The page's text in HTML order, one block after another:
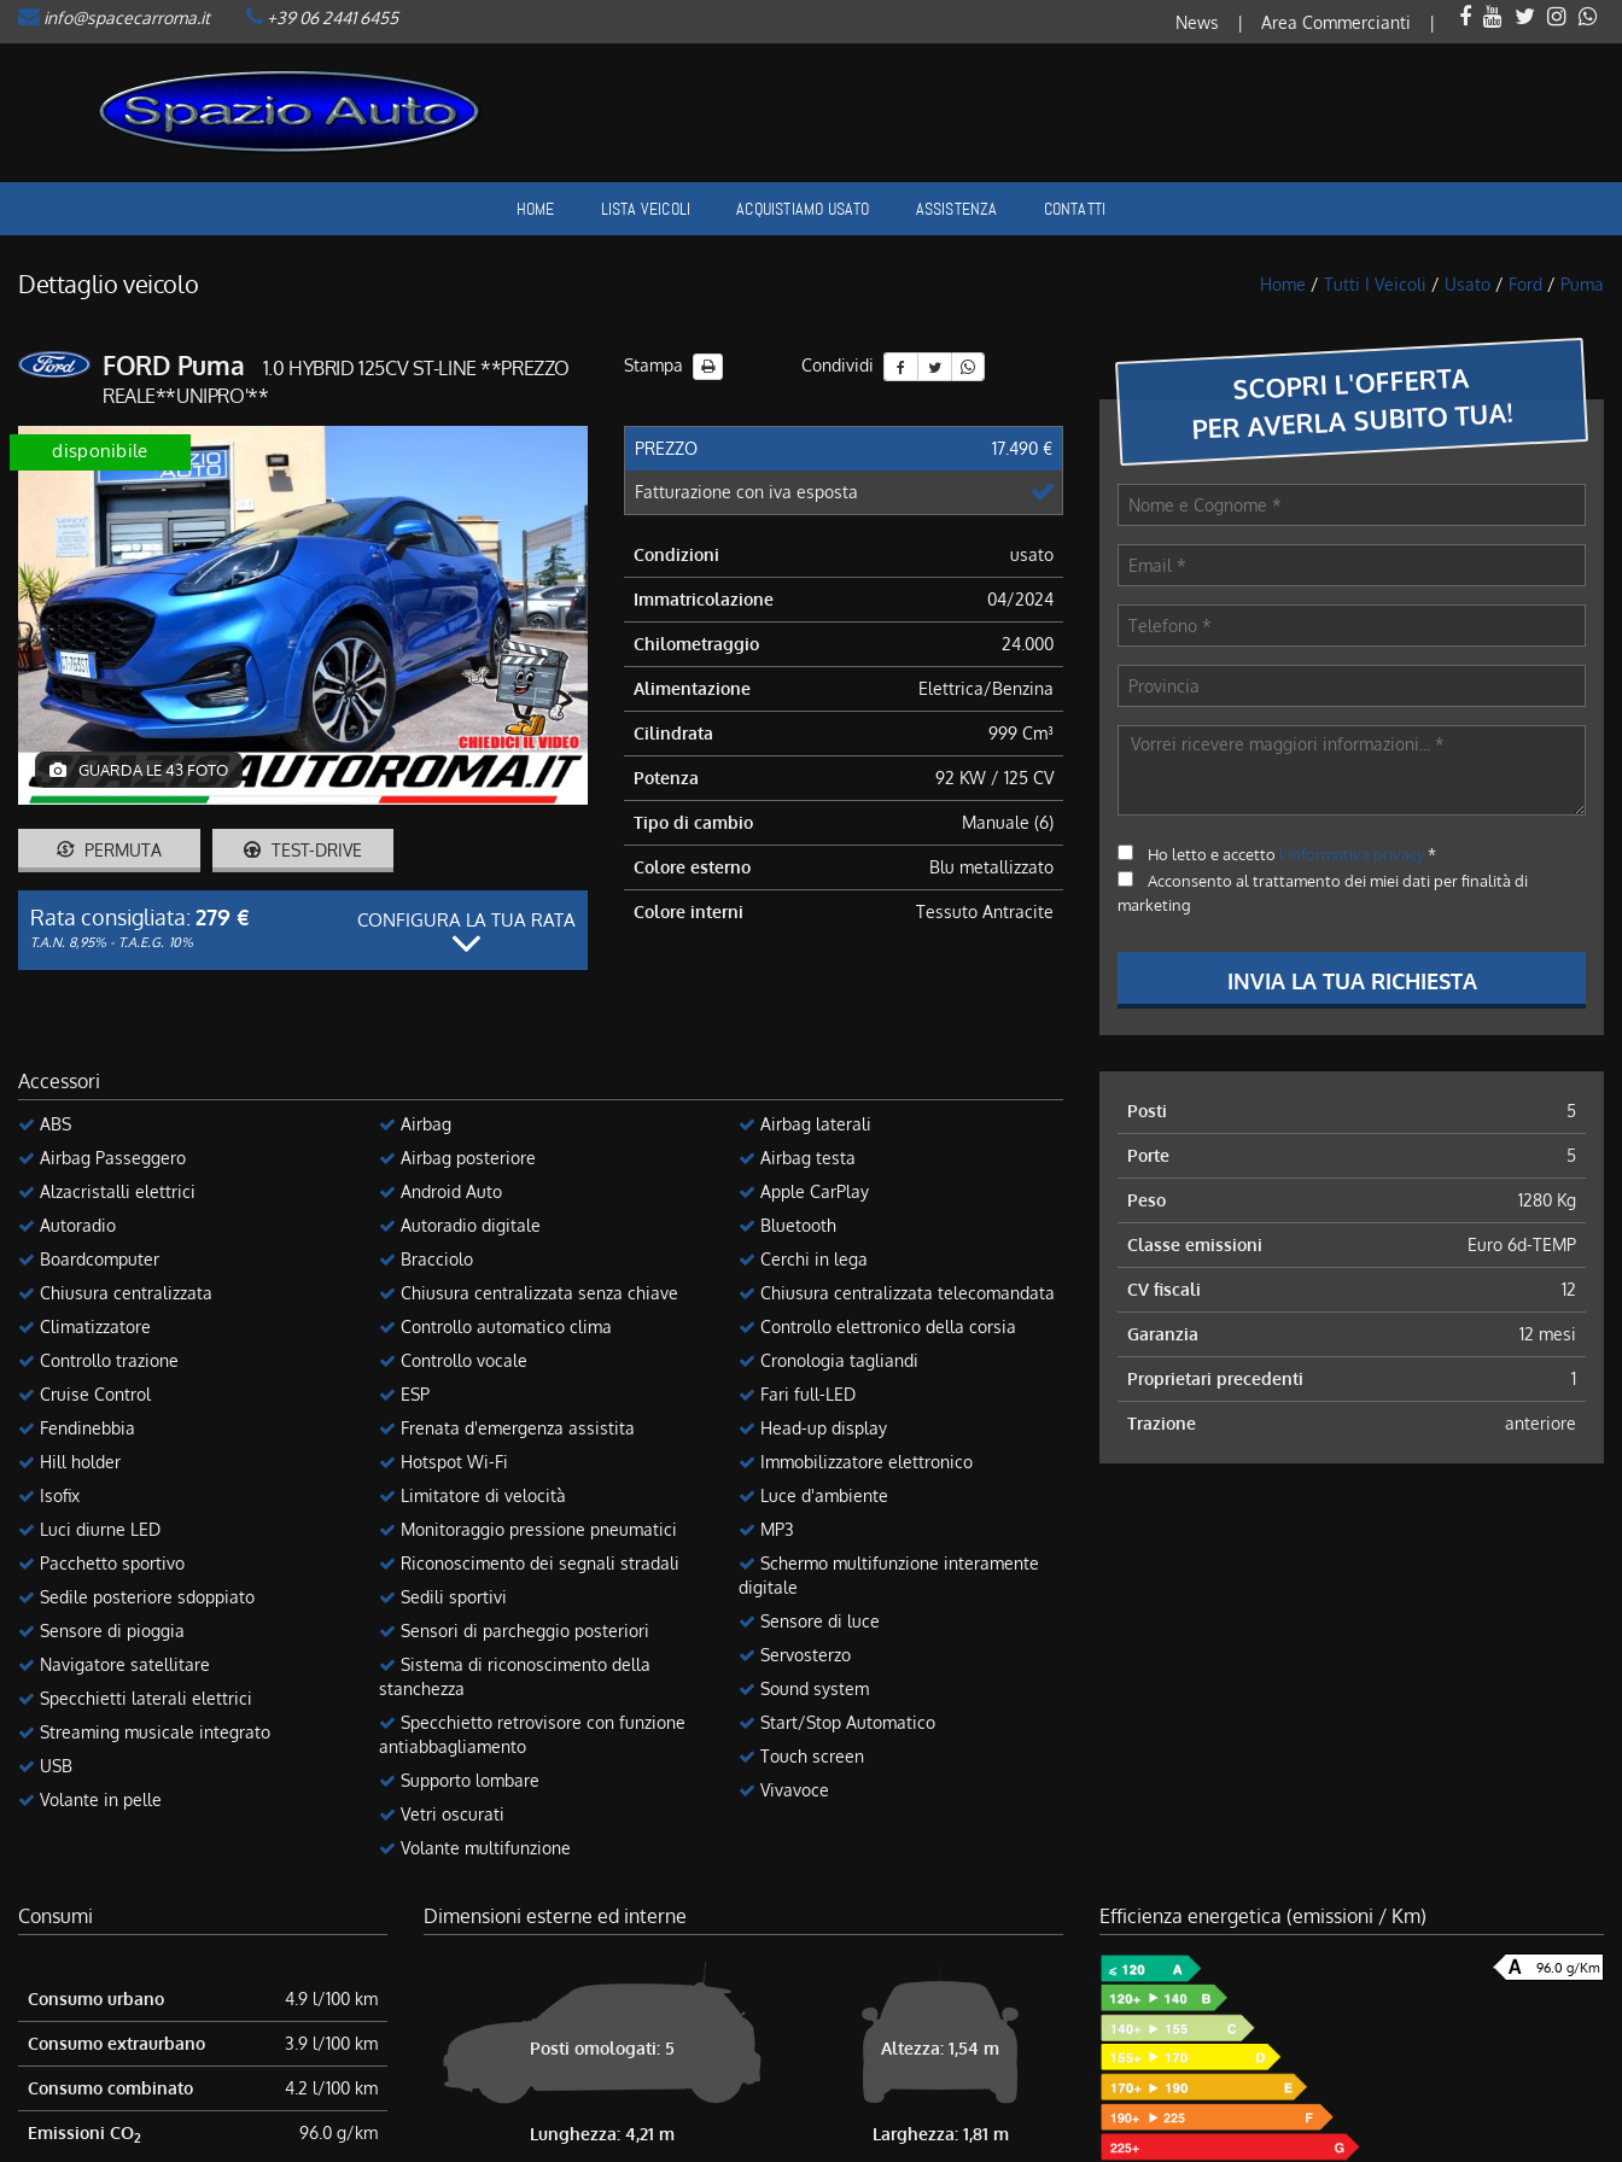
LISTA VEICOLI
AREA COMMERCIANTI
info@spacecarroma.it +39 06 2441 6455 News Area Commercianti
HOME LISTA VEICOLI ACQUISTIAMO USATO ASSISTENZA CONTATTI
Dettaglio veicolo Home / Tutti I Veicoli / Usato / Ford / Puma
FORD Puma
1.0 HYBRID 125CV ST-LINE **PREZZO
REALE**UNIPRO'**
Stampa Condividi
disponibile
GUARDA LE 43 FOTO
PERMUTA TEST-DRIVE
Rata consigliata: 279 €
T.A.N. 8,95% - T.A.E.G. 10%
CONFIGURA LA TUA RATA
PREZZO 17.490 €
Fatturazione con iva esposta
Condizioni usato
Immatricolazione 04/2024
Chilometraggio 24.000
Alimentazione Elettrica/Benzina
Cilindrata 999 Cm³
Potenza 92 KW / 125 CV
Tipo di cambio Manuale (6)
Colore esterno Blu metallizzato
Colore interni Tessuto Antracite
SCOPRI L'OFFERTA
PER AVERLA SUBITO TUA!
Ho letto e accetto l'informativa privacy*
Acconsento al trattamento dei miei dati per finalità di
marketing
INVIA LA TUA RICHIESTA
Accessori
ABS
Airbag Passeggero
Alzacristalli elettrici
Autoradio
Boardcomputer
Chiusura centralizzata
Climatizzatore
Controllo trazione
Cruise Control
Fendinebbia
Hill holder
Isofix
Luci diurne LED
Pacchetto sportivo
Sedile posteriore sdoppiato
Sensore di pioggia
Navigatore satellitare
Specchietti laterali elettrici
Streaming musicale integrato
USB
Volante in pelle
Airbag
Airbag posteriore
Android Auto
Autoradio digitale
Bracciolo
Chiusura centralizzata senza chiave
Controllo automatico clima
Controllo vocale
ESP
Frenata d'emergenza assistita
Hotspot Wi-Fi
Limitatore di velocità
Monitoraggio pressione pneumatici
Riconoscimento dei segnali stradali
Sedili sportivi
Sensori di parcheggio posteriori
Sistema di riconoscimento della
stanchezza
Specchietto retrovisore con funzione
antiabbagliamento
Supporto lombare
Vetri oscurati
Volante multifunzione
Airbag laterali
Airbag testa
Apple CarPlay
Bluetooth
Cerchi in lega
Chiusura centralizzata telecomandata
Controllo elettronico della corsia
Cronologia tagliandi
Fari full-LED
Head-up display
Immobilizzatore elettronico
Luce d'ambiente
MP3
Schermo multifunzione interamente
digitale
Sensore di luce
Servosterzo
Sound system
Start/Stop Automatico
Touch screen
Vivavoce
Posti 5
Porte 5
Peso 1280 Kg
Classe emissioni Euro 6d-TEMP
CV fiscali 12
Garanzia 12 mesi
Proprietari precedenti 1
Trazione anteriore
Consumi
Consumo urbano 4.9 l/100 km
Consumo extraurbano 3.9 l/100 km
Consumo combinato 4.2 l/100 km
Emissioni CO2 96.0 g/km
Dimensioni esterne ed interne
Posti omologati: 5
Lunghezza: 4,21 m
Altezza: 1,54 m
Larghezza: 1,81 m
Efficienza energetica (emissioni / Km)
96.0 g/Km